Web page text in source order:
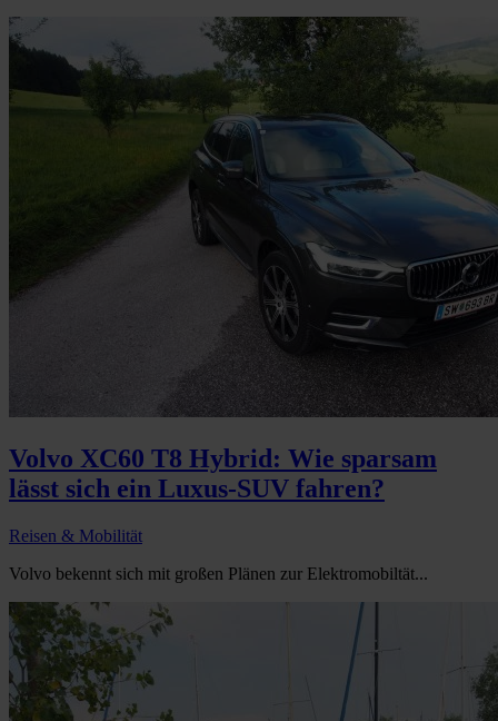
Volvo XC60 T8 Hybrid: Wie sparsam
lässt sich ein Luxus-SUV fahren?
Reisen & Mobilität
Volvo bekennt sich mit großen Plänen zur Elektromobiltät...